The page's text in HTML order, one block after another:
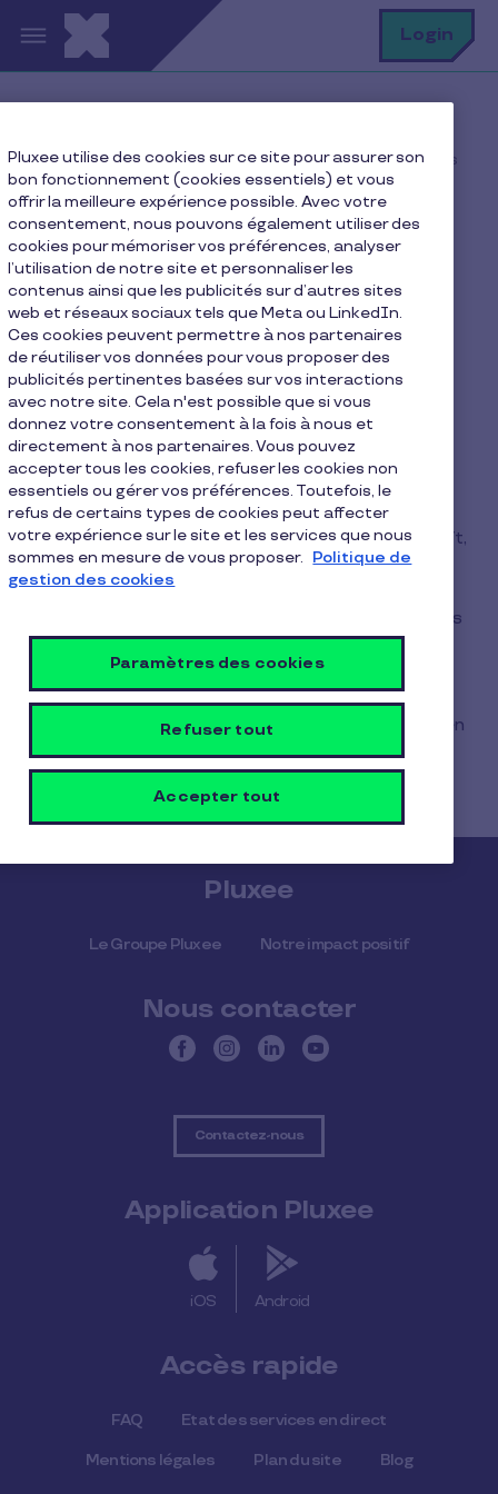
Aller au contenu principal Login
Où puis-je utiliser mes chèques cadeaux électroniques
Pluxee ?
Où puis-je utiliser mes
chèques cadeaux
électroniques Pluxee ?
La carte Pluxee Gift, qu'elle soit physique ou
virtuelle, s'utilise comme une carte de paiement
classique auprès des commerçants partenaires
équipés d’un terminal ou sur leurs boutiques en
ligne. Pour savoir où utiliser votre carte Pluxee Gift,
consultez l’application mobile Pluxeeou lestore
locator, qui vous permettent également de
localiser facilement les enseignes affiliées proches
de vous.
Si un commerce que vous aimez n’est pas encore
dans le réseau, vous pouvez proposer son ajout en
écrivant à :merchants.lu@pluxeegroup.com
Pluxee
Le Groupe Pluxee Notre impact positif
Nous contacter
Contactez-nous
Application Pluxee
iOS Android
Accès rapide
FAQ Etat des services en direct
Mentions légales Plan du site Blog
Pluxee utilise des cookies sur ce site pour assurer son
bon fonctionnement (cookies essentiels) et vous
offrir la meilleure expérience possible. Avec votre
consentement, nous pouvons également utiliser des
cookies pour mémoriser vos préférences, analyser
l’utilisation de notre site et personnaliser les
contenus ainsi que les publicités sur d’autres sites
web et réseaux sociaux tels que Meta ou LinkedIn.
Ces cookies peuvent permettre à nos partenaires
de réutiliser vos données pour vous proposer des
publicités pertinentes basées sur vos interactions
avec notre site. Cela n'est possible que si vous
donnez votre consentement à la fois à nous et
directement à nos partenaires. Vous pouvez
accepter tous les cookies, refuser les cookies non
essentiels ou gérer vos préférences. Toutefois, le
refus de certains types de cookies peut affecter
votre expérience sur le site et les services que nous
sommes en mesure de vous proposer. Politique de
gestion des cookies
Paramètres des cookies
Refuser tout
Accepter tout